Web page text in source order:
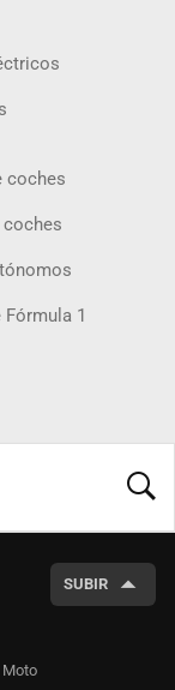
coches
Fórmula 1
SUBIR